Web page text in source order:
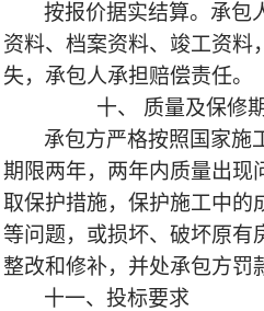
按报价据实结算。承包
资料、档案资料、竣工资料
失，承包人承担赔偿责任。
十、 质量及保修
承包方严格按照 国家施
期限两年， 两年内质量出现
取保护措施，保护施工中的
等问题，或损坏、破坏原有
整改和修补，并处承包方罚
十一、投标要求